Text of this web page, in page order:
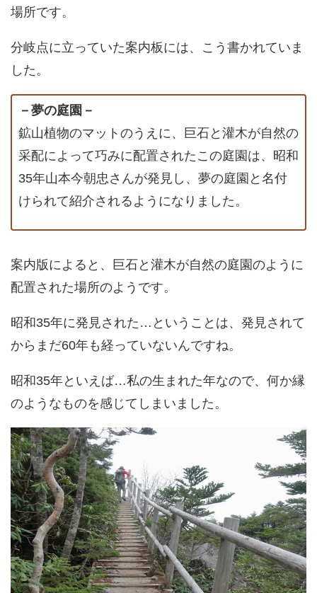
場所です。
分岐点に立っていた案内板には、こう書かれていま
した。
－夢の庭園－
鉱山植物のマットのうえに、巨石と灌木が自然の
采配によって巧みに配置されたこの庭園は、昭和
35年山本今朝忠さんが発見し、夢の庭園と名付
けられて紹介されるようになりました。
案内版によると、巨石と灌木が自然の庭園のように
配置された場所のようです。
昭和35年に発見された…ということは、発見されて
からまだ60年も経っていないんですね。
昭和35年といえば…私の生まれた年なので、何か縁
のようなものを感じてしまいました。